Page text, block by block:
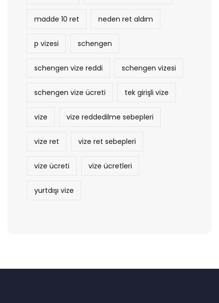
madde 10 ret neden ret aldım
p vizesi schengen
schengen vize reddi schengen vizesi
schengen vize ücreti tek girişli vize
vize vize reddedilme sebepleri
vize ret vize ret sebepleri
vize ücreti vize ücretleri
yurtdışı vize